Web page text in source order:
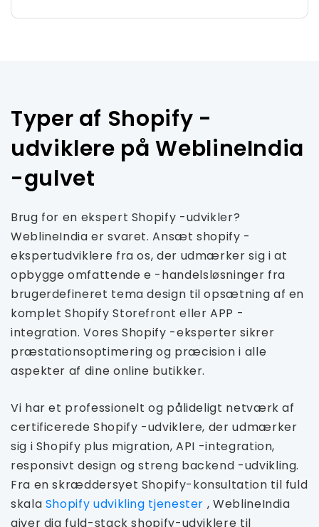
Typer af Shopify -
udviklere på WeblineIndia
-gulvet
Brug for en ekspert Shopify -udvikler?
WeblineIndia er svaret. Ansæt shopify -
ekspertudviklere fra os, der udmærker sig i at
opbygge omfattende e -handelsløsninger fra
brugerdefineret tema design til opsætning af en
komplet Shopify Storefront eller APP -
integration. Vores Shopify -eksperter sikrer
præstationsoptimering og præcision i alle
aspekter af dine online butikker.
Vi har et professionelt og pålideligt netværk af
certificerede Shopify -udviklere, der udmærker
sig i Shopify plus migration, API -integration,
responsivt design og streng backend -udvikling.
Fra en skræddersyet Shopify-konsultation til fuld
skala Shopify udvikling tjenester , WeblineIndia
giver dig fuld-stack shopify-udviklere til